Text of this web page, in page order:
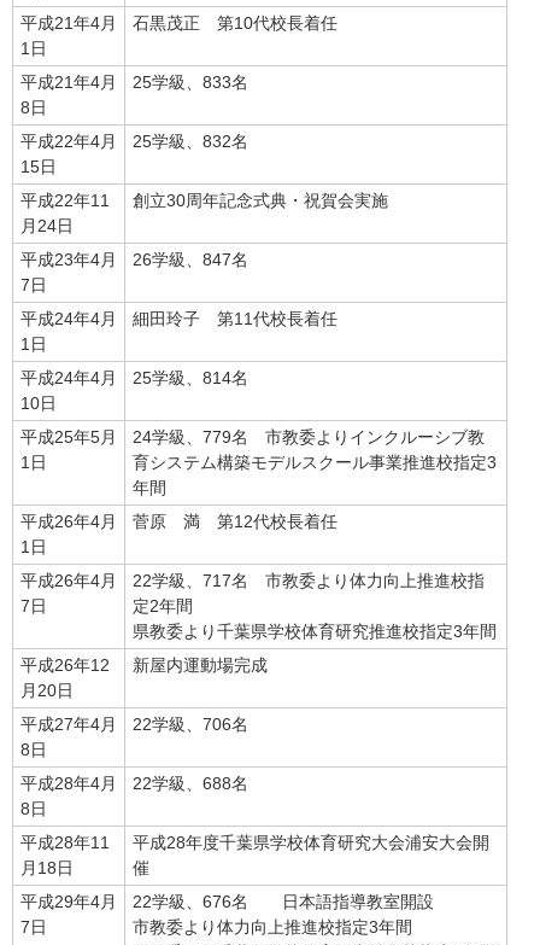
平成21年4月
1日
石黒茂正 第10代校長着任
平成21年4月
8日
25学級、833名
平成22年4月
15日
25学級、832名
平成22年11
月24日
創立30周年記念式典・祝賀会実施
平成23年4月
7日
26学級、847名
平成24年4月
1日
細田玲子 第11代校長着任
平成24年4月
10日
25学級、814名
平成25年5月
1日
24学級、779名 市教委よりインクルーシブ教
育システム構築モデルスクール事業推進校指定3
年間
平成26年4月
1日
菅原 満 第12代校長着任
平成26年4月
7日
22学級、717名 市教委より体力向上推進校指
定2年間
県教委より千葉県学校体育研究推進校指定3年間
平成26年12
月20日
新屋内運動場完成
平成27年4月
8日
22学級、706名
平成28年4月
8日
22学級、688名
平成28年11
月18日
平成28年度千葉県学校体育研究大会浦安大会開
催
平成29年4月
7日
22学級、676名 日本語指導教室開設
市教委より体力向上推進校指定3年間